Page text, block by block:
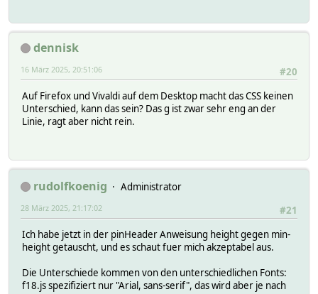
dennisk
#20
16 März 2025, 20:51:06
Auf Firefox und Vivaldi auf dem Desktop macht das CSS keinen
Unterschied, kann das sein? Das g ist zwar sehr eng an der
Linie, ragt aber nicht rein.
rudolfkoenig
Administrator
#21
28 März 2025, 21:17:02
Ich habe jetzt in der pinHeader Anweisung height gegen min-
height getauscht, und es schaut fuer mich akzeptabel aus.
Die Unterschiede kommen von den unterschiedlichen Fonts:
f18.js spezifiziert nur "Arial, sans-serif", das wird aber je nach